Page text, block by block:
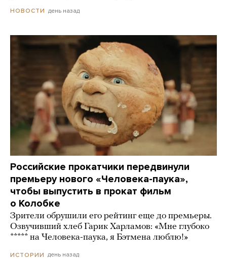
НОВОСТИ день назад
Российские прокатчики передвинули
премьеру нового «Человека-паука»,
чтобы выпустить в прокат фильм
о Колобке
Зрители обрушили его рейтинг еще до премьеры.
Озвучивший хлеб Гарик Харламов: «Мне глубоко
***** на Человека-паука, я Бэтмена люблю!»
ИСТОРИИ день назад